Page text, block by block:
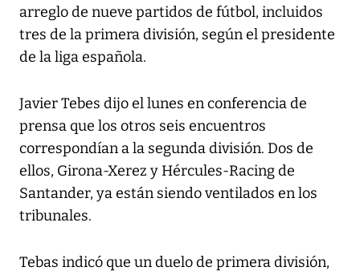
arreglo de nueve partidos de fútbol, incluidos
tres de la primera división, según el presidente
de la liga española.
Javier Tebes dijo el lunes en conferencia de
prensa que los otros seis encuentros
correspondían a la segunda división. Dos de
ellos, Girona-Xerez y Hércules-Racing de
Santander, ya están siendo ventilados en los
tribunales.
Tebas indicó que un duelo de primera división,